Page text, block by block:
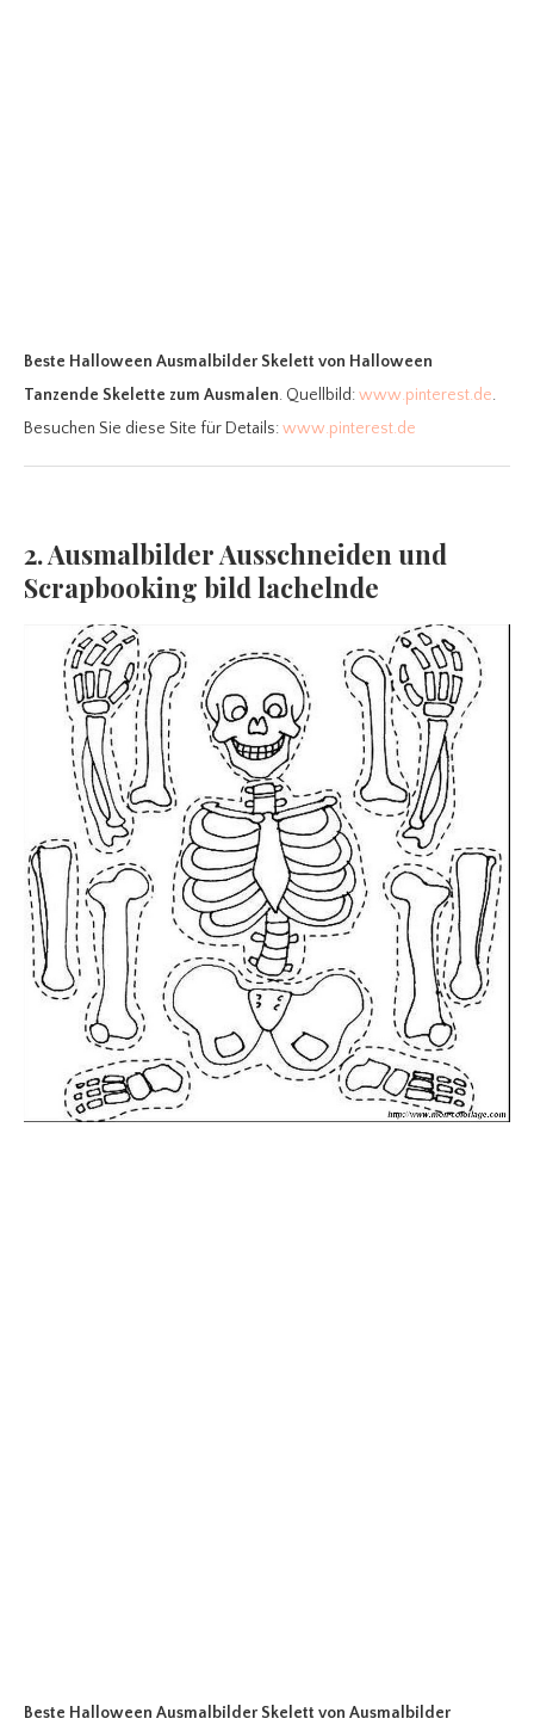
Beste Halloween Ausmalbilder Skelett von Halloween
Tanzende Skelette zum Ausmalen. Quellbild:www.pinterest.de.
Besuchen Sie diese Site für Details:www.pinterest.de
2. Ausmalbilder Ausschneiden und
Scrapbooking bild lachelnde
Beste Halloween Ausmalbilder Skelett von Ausmalbilder